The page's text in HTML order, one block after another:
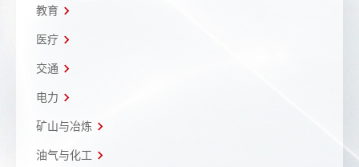
教育
医疗
交通
电力
矿山与冶炼
油气与化工